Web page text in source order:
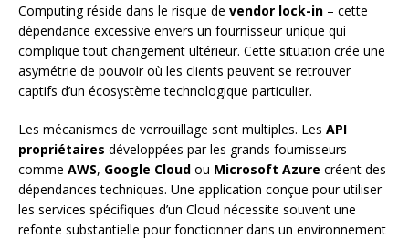
Computing réside dans le risque de vendor lock-in – cette
dépendance excessive envers un fournisseur unique qui
complique tout changement ultérieur. Cette situation crée une
asymétrie de pouvoir où les clients peuvent se retrouver
captifs d’un écosystème technologique particulier.
Les mécanismes de verrouillage sont multiples. Les API
propriétaires développées par les grands fournisseurs
comme AWS, Google Cloud ou Microsoft Azure créent des
dépendances techniques. Une application conçue pour utiliser
les services spécifiques d’un Cloud nécessite souvent une
refonte substantielle pour fonctionner dans un environnement